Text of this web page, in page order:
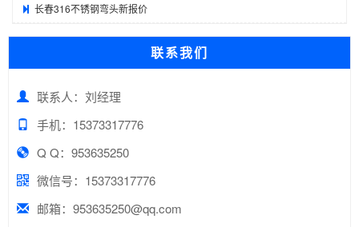
长春316不锈钢弯头新报价
联系我们
联系人：刘经理
手机：15373317776
Q Q：953635250
微信号：15373317776
邮箱：953635250@qq.com